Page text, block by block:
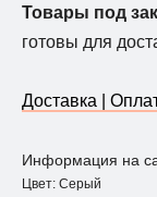
Товары под
готовы для
Доставка |
Информация на
Цвет: Серый